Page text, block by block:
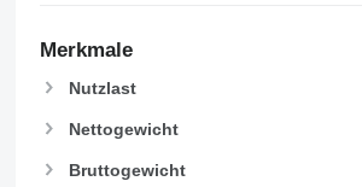
Merkmale
Nutzlast
Nettogewicht
Bruttogewicht